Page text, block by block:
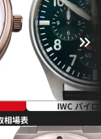
IWC パイ
相場表